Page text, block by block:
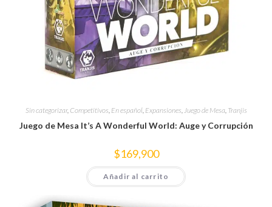
Sin categorizar, Competitivos, En español, Expansiones,Juego de Mesa, Tranjis
Juego de Mesa It’s A Wonderful World: Auge y Corrupción
$169,900
Añadir al carrito